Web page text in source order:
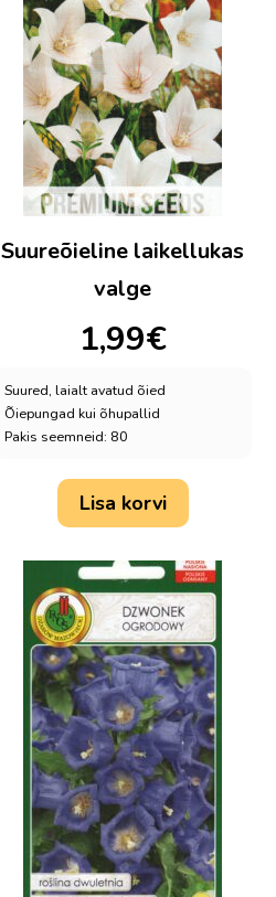
Suureõieline laikellukas
valge
1,99€
Suured, laialt avatud õied
Õiepungad kui õhupallid
Pakis seemneid: 80
Lisa korvi